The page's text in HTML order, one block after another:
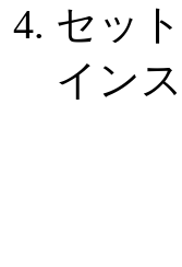
セッ
イン